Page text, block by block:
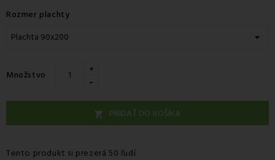
Rozmer plachty
Množstvo +
-
 PRIDAŤ DO KOŠÍKA
Tento produkt si prezerá 50 ľudí